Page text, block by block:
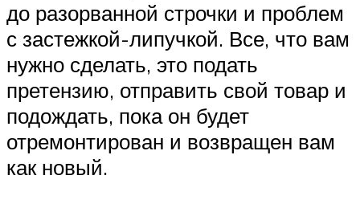
до разорванной строчки и проблем
с застежкой-липучкой. Все, что вам
нужно сделать, это подать
претензию, отправить свой товар и
подождать, пока он будет
отремонтирован и возвращен вам
как новый.